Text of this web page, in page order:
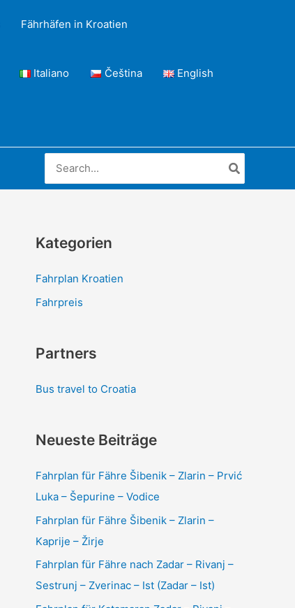
Fährhäfen in Kroatien
Italiano Čeština English
for:
Kategorien
Fahrplan Kroatien
Fahrpreis
Partners
Bus travel to Croatia
Neueste Beiträge
Fahrplan für Fähre Šibenik – Zlarin – Prvić
Luka – Šepurine – Vodice
Fahrplan für Fähre Šibenik – Zlarin –
Kaprije – Žirje
Fahrplan für Fähre nach Zadar – Rivanj –
Sestrunj – Zverinac – Ist (Zadar – Ist)